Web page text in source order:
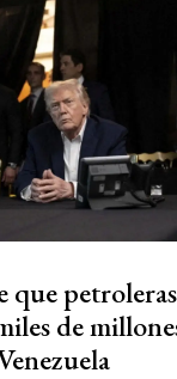
que
de